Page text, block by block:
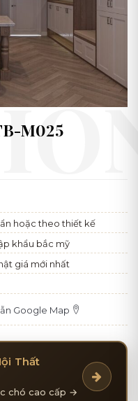
M025
hoặc theo thiết kế
khẩu bắc mỹ
giá mới nhất
Google Map
Thất
chó cao cấp →